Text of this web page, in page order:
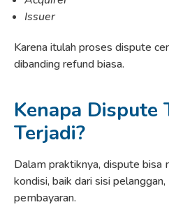
Issuer
Karena itulah proses dispute
dibanding refund biasa.
Kenapa Dispute
Terjadi?
Dalam praktiknya, dispute bisa
kondisi, baik dari sisi
pembayaran.